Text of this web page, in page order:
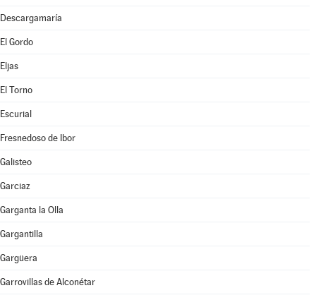
Descargamaría
El Gordo
Eljas
El Torno
Escurial
Fresnedoso de Ibor
Galisteo
Garciaz
Garganta la Olla
Gargantilla
Gargüera
Garrovillas de Alconétar